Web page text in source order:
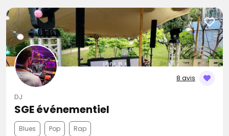
8 avis
DJ
SGE événementiel
Blues Pop Rap